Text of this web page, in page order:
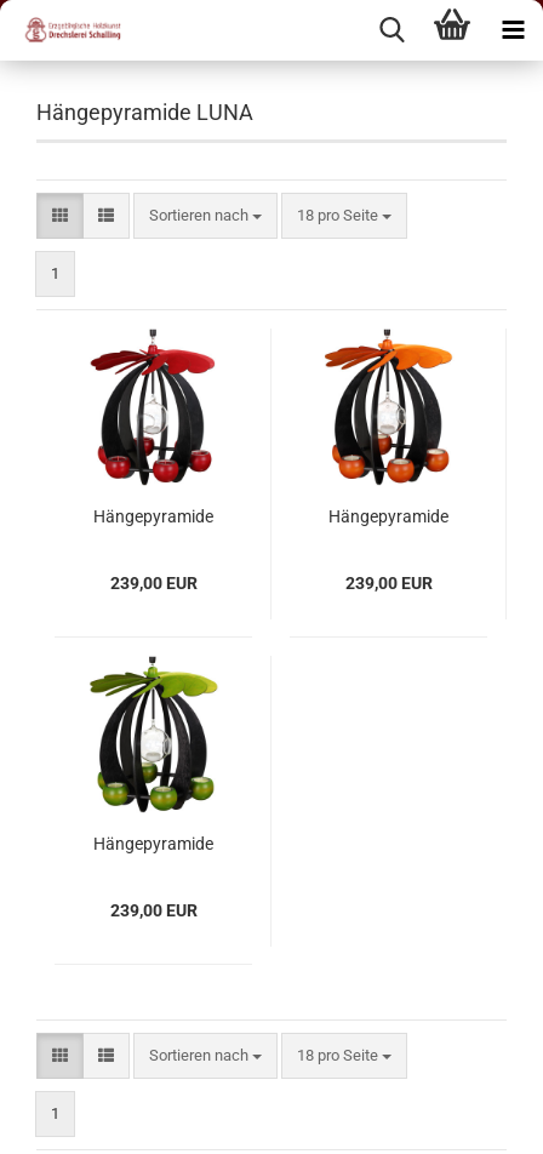
Hängepyramide LUNA
Sortieren nach 18 pro Seite
1
Hängepyramide
239,00 EUR
Hängepyramide
239,00 EUR
Hängepyramide
239,00 EUR
Sortieren nach 18 pro Seite
1